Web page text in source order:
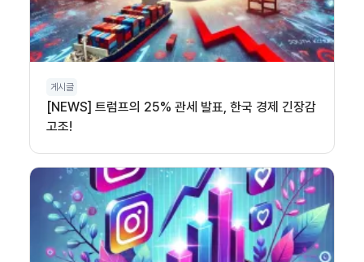
게시글
[NEWS] 트럼프의 25% 관세 발표, 한국 경제 긴장감
고조!